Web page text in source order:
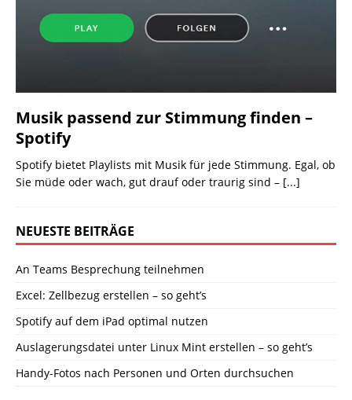
Musik passend zur Stimmung finden –
Spotify
Spotify bietet Playlists mit Musik für jede Stimmung. Egal, ob
Sie müde oder wach, gut drauf oder traurig sind – [...]
NEUESTE BEITRÄGE
An Teams Besprechung teilnehmen
Excel: Zellbezug erstellen – so geht’s
Spotify auf dem iPad optimal nutzen
Auslagerungsdatei unter Linux Mint erstellen – so geht’s
Handy-Fotos nach Personen und Orten durchsuchen